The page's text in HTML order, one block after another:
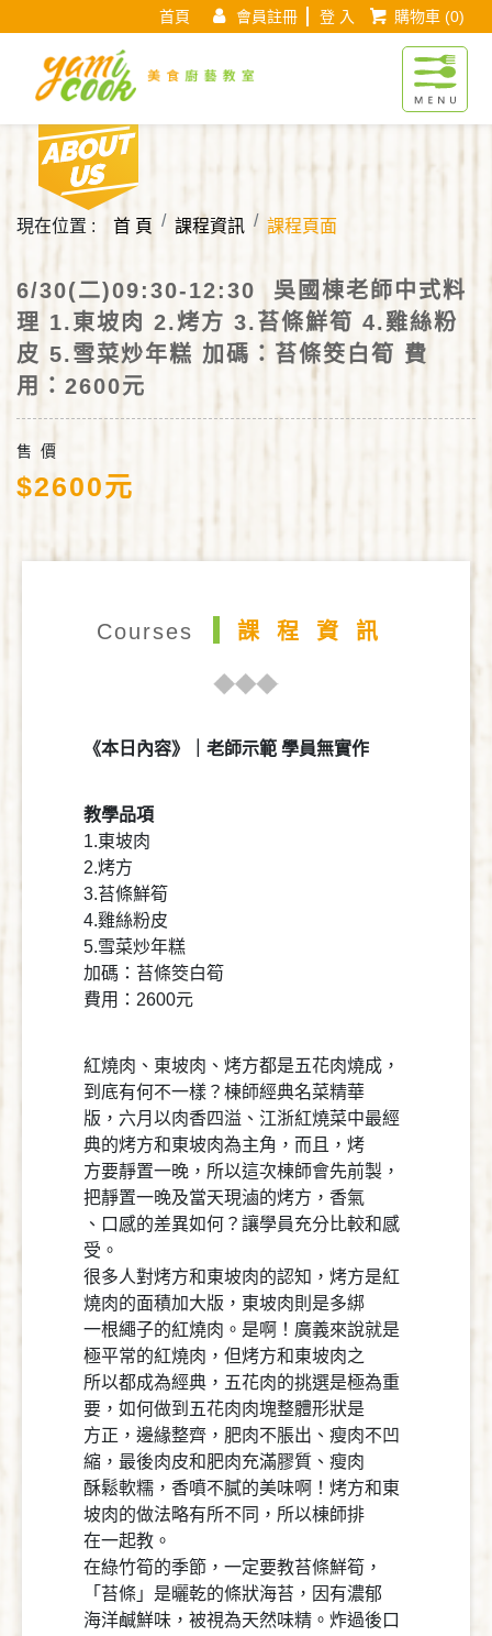
首頁 會員註冊 登 入 購物車(0)
Yamicook美食
現在位置 : 首 頁 課程資訊 課程頁面
6/30(二)09:30-12:30 吳國棟老師中式料
理 1.東坡肉 2.烤方 3.苔條鮮筍 4.雞絲粉
皮 5.雪菜炒年糕 加碼：苔條筊白筍 費
用：2600元
售 價
$2600元
Courses 課程資訊
《本日內容》｜老師示範 學員無實作
教學品項
1.東坡肉
2.烤方
3.苔條鮮筍
4.雞絲粉皮
5.雪菜炒年糕
加碼：苔條筊白筍
費用：2600元
紅燒肉、東坡肉、烤方都是五花肉燒成，
到底有何不一樣？棟師經典名菜精華
版，六月以肉香四溢、江浙紅燒菜中最經
典的烤方和東坡肉為主角，而且，烤
方要靜置一晚，所以這次棟師會先前製，
把靜置一晚及當天現滷的烤方，香氣
、口感的差異如何？讓學員充分比較和感
受。
很多人對烤方和東坡肉的認知，烤方是紅
燒肉的面積加大版，東坡肉則是多綁
一根繩子的紅燒肉。是啊！廣義來說就是
極平常的紅燒肉，但烤方和東坡肉之
所以都成為經典，五花肉的挑選是極為重
要，如何做到五花肉肉塊整體形狀是
方正，邊緣整齊，肥肉不脹出、瘦肉不凹
縮，最後肉皮和肥肉充滿膠質、瘦肉
酥鬆軟糯，香噴不膩的美味啊！烤方和東
坡肉的做法略有所不同，所以棟師排
在一起教。
在綠竹筍的季節，一定要教苔條鮮筍，
「苔條」是曬乾的條狀海苔，因有濃郁
海洋鹹鮮味，被視為天然味精。炸過後口